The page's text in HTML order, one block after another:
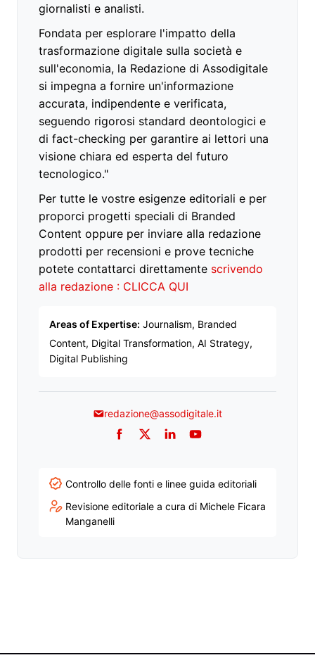
giornalisti e analisti.
Fondata per esplorare l'impatto della
trasformazione digitale sulla società e
sull'economia, la Redazione di Assodigitale
si impegna a fornire un'informazione
accurata, indipendente e verificata,
seguendo rigorosi standard deontologici e
di fact-checking per garantire ai lettori una
visione chiara ed esperta del futuro
tecnologico."
Per tutte le vostre esigenze editoriali e per
proporci progetti speciali di Branded
Content oppure per inviare alla redazione
prodotti per recensioni e prove tecniche
potete contattarci direttamente scrivendo
alla redazione : CLICCA QUI
Areas of Expertise: Journalism, Branded
Content, Digital Transformation, AI Strategy,
Digital Publishing
redazione@assodigitale.it
Facebook
TwitterLinkedInYouTube
Controllo delle fonti e linee guida editoriali
Revisione editoriale a cura di Michele Ficara
Manganelli